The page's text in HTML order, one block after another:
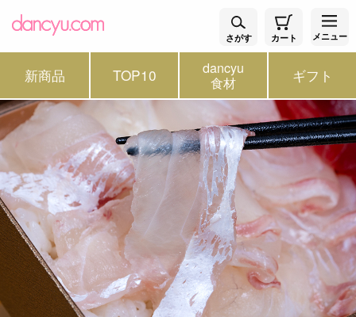
さがす カート メニュー
新商品 TOP10 dancyu
食材 ギフト